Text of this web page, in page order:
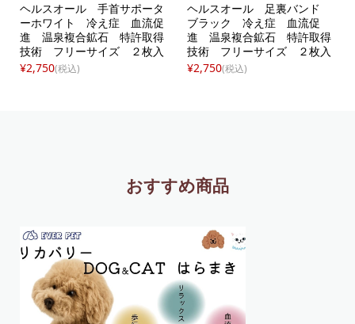
ヘルスオール 手首サポータ
ーホワイト 冷え症 血流促
進 温泉複合鉱石 特許取得
技術 フリーサイズ ２枚入
り
¥2,750(税込)
ヘルスオール 足裏バンド
ブラック 冷え症 血流促
進 温泉複合鉱石 特許取得
技術 フリーサイズ ２枚入
り
¥2,750(税込)
おすすめ商品